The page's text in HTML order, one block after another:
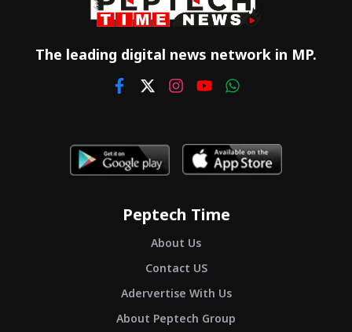
The leading digital news network in MP.
Peptech Time
About Us
Contact US
Adervertise With Us
About Peptech Group